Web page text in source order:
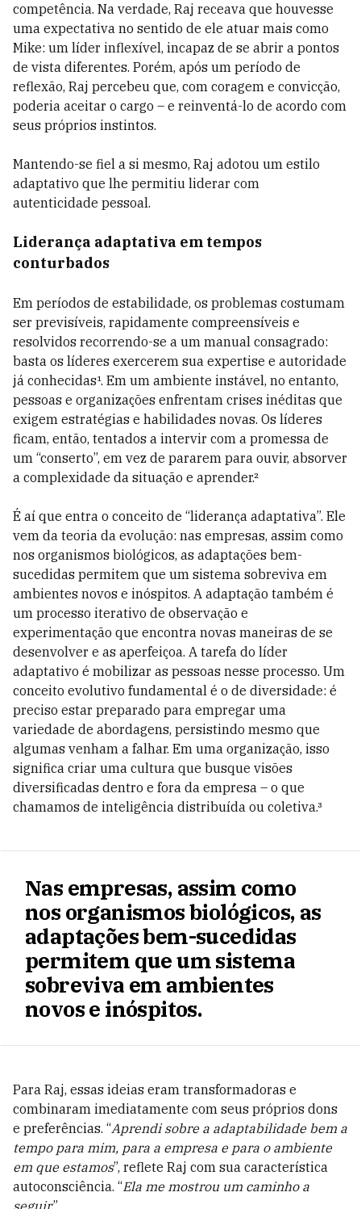
competência. Na verdade, Raj receava que houvesse
uma expectativa no sentido de ele atuar mais como
Mike: um líder inflexível, incapaz de se abrir a pontos
de vista diferentes. Porém, após um período de
reflexão, Raj percebeu que, com coragem e convicção,
poderia aceitar o cargo – e reinventá-lo de acordo com
seus próprios instintos.
Mantendo-se fiel a si mesmo, Raj adotou um estilo
adaptativo que lhe permitiu liderar com
autenticidade pessoal.
Liderança adaptativa em tempos
conturbados
Em períodos de estabilidade, os problemas costumam
ser previsíveis, rapidamente compreensíveis e
resolvidos recorrendo-se a um manual consagrado:
basta os líderes exercerem sua expertise e autoridade
já conhecidas¹. Em um ambiente instável, no entanto,
pessoas e organizações enfrentam crises inéditas que
exigem estratégias e habilidades novas. Os líderes
ficam, então, tentados a intervir com a promessa de
um “conserto”, em vez de pararem para ouvir, absorver
a complexidade da situação e aprender.²
É aí que entra o conceito de “liderança adaptativa”. Ele
vem da teoria da evolução: nas empresas, assim como
nos organismos biológicos, as adaptações bem-
sucedidas permitem que um sistema sobreviva em
ambientes novos e inóspitos. A adaptação também é
um processo iterativo de observação e
experimentação que encontra novas maneiras de se
desenvolver e as aperfeiçoa. A tarefa do líder
adaptativo é mobilizar as pessoas nesse processo. Um
conceito evolutivo fundamental é o de diversidade: é
preciso estar preparado para empregar uma
variedade de abordagens, persistindo mesmo que
algumas venham a falhar. Em uma organização, isso
significa criar uma cultura que busque visões
diversificadas dentro e fora da empresa – o que
chamamos de inteligência distribuída ou coletiva.³
Nas empresas, assim como
nos organismos biológicos, as
adaptações bem-sucedidas
permitem que um sistema
sobreviva em ambientes
novos e inóspitos.
Para Raj, essas ideias eram transformadoras e
combinaram imediatamente com seus próprios dons
e preferências. “Aprendi sobre a adaptabilidade bem a
tempo para mim, para a empresa e para o ambiente
em que estamos”, reflete Raj com sua característica
autoconsciência. “Ela me mostrou um caminho a
seguir.”